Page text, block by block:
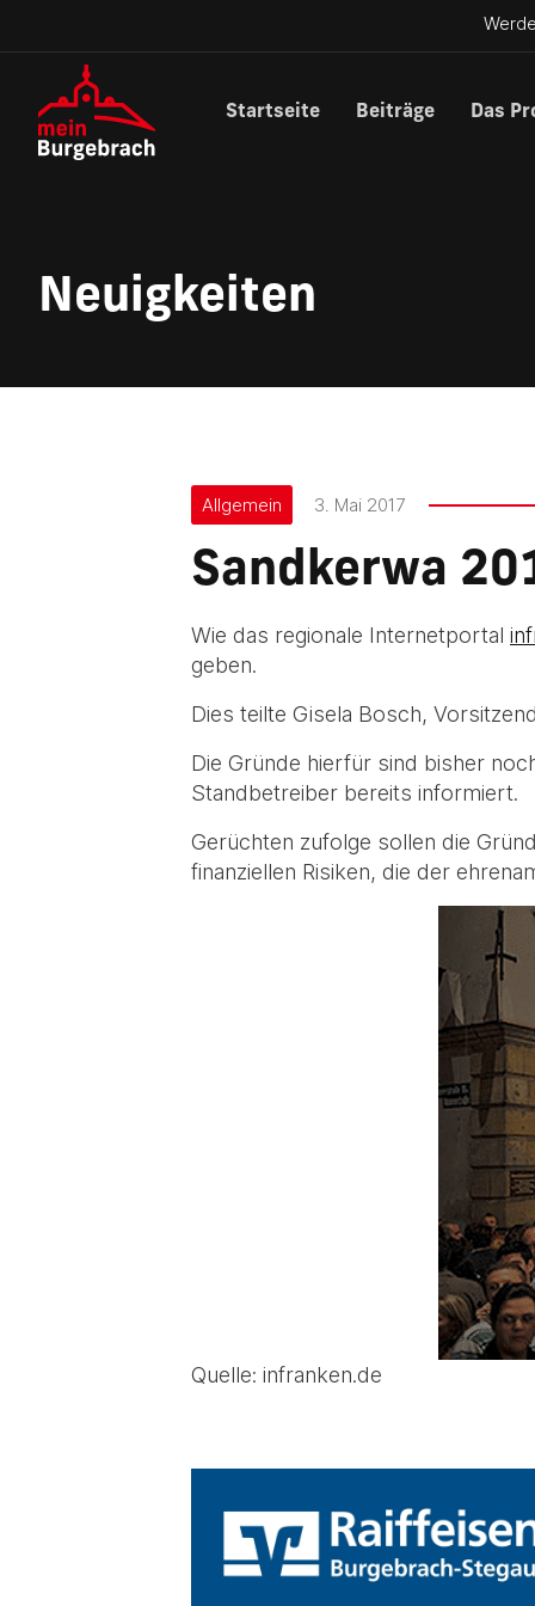
Startseite Beiträge Das
Neuigkeiten
Allgemein 3. Mai 2017
Sandkerwa
Wie das regionale Internetportal
geben.
Dies teilte Gisela Bosch,
Die Gründe hierfür sind bisher
Standbetreiber bereits informiert.
Gerüchten zufolge sollen die
finanziellen Risiken, die der
Quelle: infranken.de